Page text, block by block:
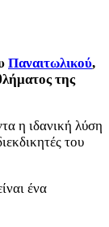
Παναιτωλικού,
της
η ιδανική λύση
του
ένα